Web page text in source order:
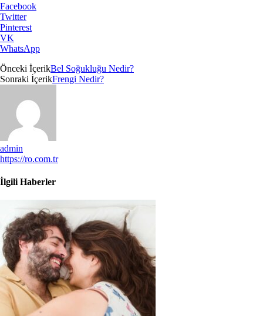
Facebook
Twitter
Pinterest
VK
WhatsApp
Önceki İçerikBel Soğukluğu Nedir?
Sonraki İçerikFrengi Nedir?
admin
https://ro.com.tr
İlgili Haberler